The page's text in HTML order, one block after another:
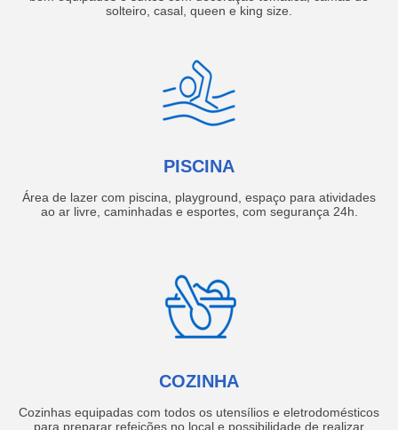
solteiro, casal, queen e king size.
PISCINA
Área de lazer com piscina, playground, espaço para atividades
ao ar livre, caminhadas e esportes, com segurança 24h.
COZINHA
Cozinhas equipadas com todos os utensílios e eletrodomésticos
para preparar refeições no local e possibilidade de realizar